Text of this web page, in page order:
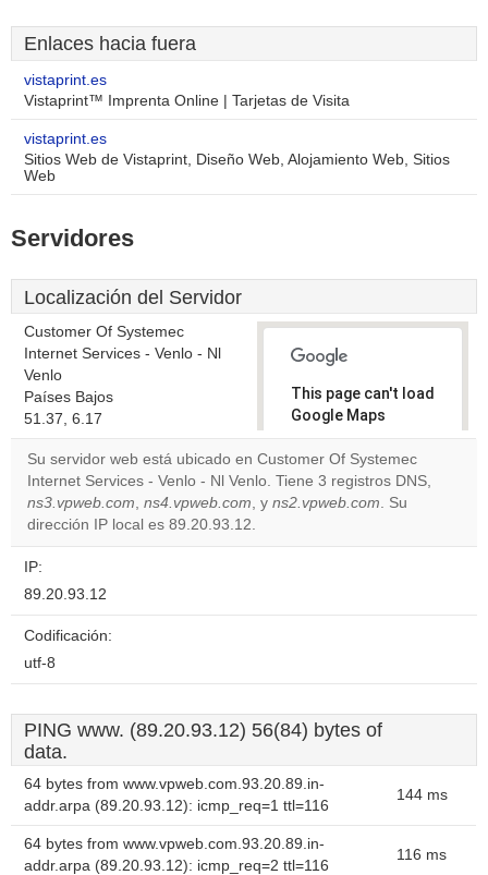
Enlaces hacia fuera
vistaprint.es
Vistaprint™ Imprenta Online | Tarjetas de Visita
vistaprint.es
Sitios Web de Vistaprint, Diseño Web, Alojamiento Web, Sitios
Web
Servidores
Localización del Servidor
Customer Of Systemec
Internet Services - Venlo - Nl
Venlo
Países Bajos
51.37, 6.17
This page can't load
Google Maps
correctly.
Do you
own this
Su servidor web está ubicado en Customer Of Systemec
Internet Services - Venlo - Nl Venlo. Tiene 3 registros DNS,
ns3.vpweb.com, ns4.vpweb.com, y ns2.vpweb.com. Su
dirección IP local es 89.20.93.12.
IP:
89.20.93.12
Codificación:
utf-8
PING www. (89.20.93.12) 56(84) bytes of
data.
64 bytes from www.vpweb.com.93.20.89.in-
addr.arpa (89.20.93.12): icmp_req=1 ttl=116
144 ms
64 bytes from www.vpweb.com.93.20.89.in-
addr.arpa (89.20.93.12): icmp_req=2 ttl=116
116 ms